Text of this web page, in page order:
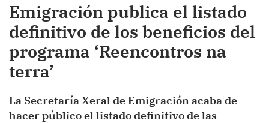
Emigración publica el listado
definitivo de los beneficios del
programa ‘Reencontros na
terra’
La Secretaría Xeral de Emigración acaba de
hacer público el listado definitivo de las